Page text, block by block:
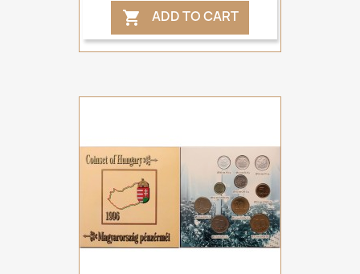
 ADD TO CART